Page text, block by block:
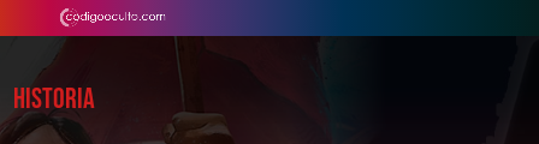
HISTORIA